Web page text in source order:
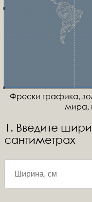
Фрески графика,
мира,
1. Введите
сантиметрах